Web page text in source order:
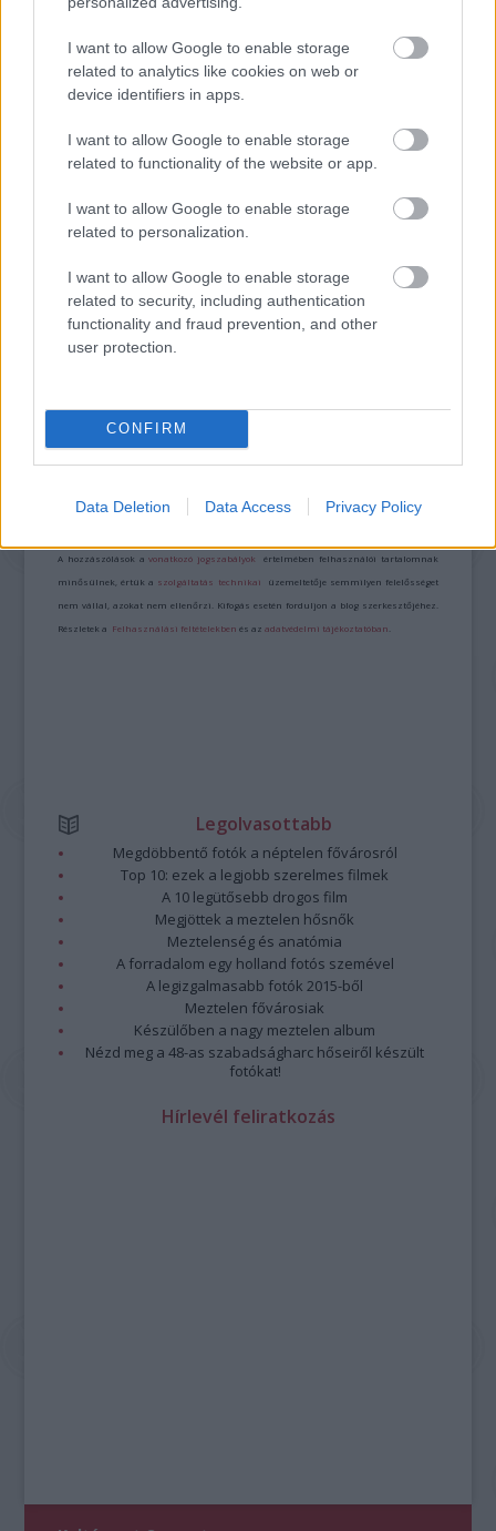
I want to allow Google to enable storage
related to analytics like cookies on web or
device identifiers in apps.
I want to allow Google to enable storage
related to functionality of the website or app.
I want to allow Google to enable storage
related to personalization.
I want to allow Google to enable storage
related to security, including authentication
functionality and fraud prevention, and other
user protection.
CONFIRM
Data Deletion Data Access Privacy Policy
TERMÉSZETFELETTI ERŐK ÉS ELFELEDETT
TITKOK: ITT A SHELBY OAKS – A GONOSZ
https://kulturpart.hu/api/trackback/id/7935762
A hozzászólások avonatkozó jogszabályok értelmében felhasználói tartalomnak
minősülnek, értük a szolgáltatás technikai üzemeltetője semmilyen felelősséget
nem vállal, azokat nem ellenőrzi. Kifogás esetén forduljon a blog szerkesztőjéhez.
Részletek a Felhasználási feltételekben és azadatvédelmi tájékoztatóban
Legolvasottabb
Megdöbbentő fotók a néptelen fővárosról
Top 10: ezek a legjobb szerelmes filmek
A 10 legütősebb drogos film
Megjöttek a meztelen hősnők
Meztelenség és anatómia
A forradalom egy holland fotós szemével
A legizgalmasabb fotók 2015-ből
Meztelen fővárosiak
Készülőben a nagy meztelen album
Nézd meg a 48-as szabadságharc hőseiről készült
fotókat!
Hírlevél feliratkozás